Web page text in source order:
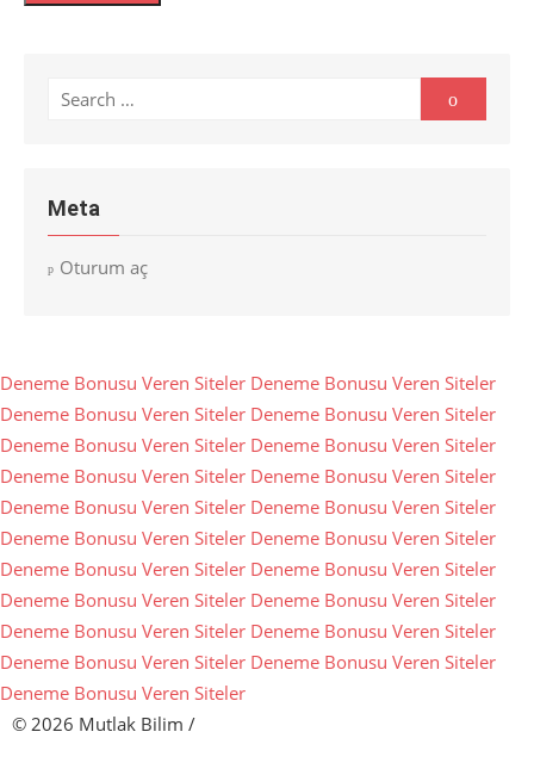
Search
Search
Meta
Oturum aç
Deneme Bonusu Veren Siteler Deneme Bonusu Veren Siteler
Deneme Bonusu Veren Siteler Deneme Bonusu Veren Siteler
Deneme Bonusu Veren Siteler Deneme Bonusu Veren Siteler
Deneme Bonusu Veren Siteler Deneme Bonusu Veren Siteler
Deneme Bonusu Veren Siteler Deneme Bonusu Veren Siteler
Deneme Bonusu Veren Siteler Deneme Bonusu Veren Siteler
Deneme Bonusu Veren Siteler Deneme Bonusu Veren Siteler
Deneme Bonusu Veren Siteler Deneme Bonusu Veren Siteler
Deneme Bonusu Veren Siteler Deneme Bonusu Veren Siteler
Deneme Bonusu Veren Siteler Deneme Bonusu Veren Siteler
Deneme Bonusu Veren Siteler
© 2026 Mutlak Bilim /